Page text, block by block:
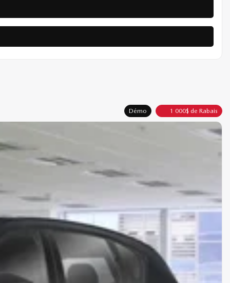
Démo 1 000$ de Rabais